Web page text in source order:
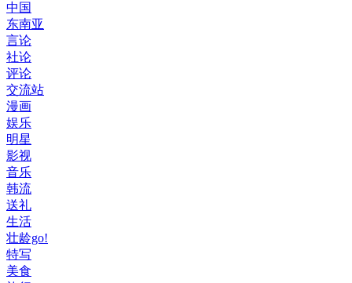
中国
东南亚
言论
社论
评论
交流站
漫画
娱乐
明星
影视
音乐
韩流
送礼
生活
壮龄go!
特写
美食